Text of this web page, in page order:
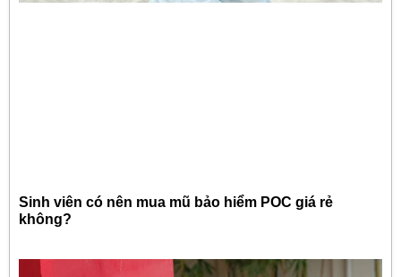
Sinh viên có nên mua mũ bảo hiểm POC giá rẻ
không?